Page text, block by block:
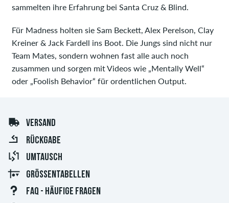
sammelten ihre Erfahrung bei Santa Cruz & Blind.
Für Madness holten sie Sam Beckett, Alex Perelson, Clay
Kreiner & Jack Fardell ins Boot. Die Jungs sind nicht nur
Team Mates, sondern wohnen fast alle auch noch
zusammen und sorgen mit Videos wie „Mentally Well“
oder „Foolish Behavior“ für ordentlichen Output.
VERSAND
RÜCKGABE
UMTAUSCH
GRÖSSENTABELLEN
FAQ - HÄUFIGE FRAGEN